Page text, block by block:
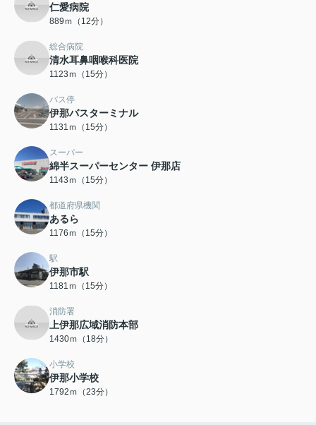
仁愛病院
889ｍ（12分）
総合病院
清水耳鼻咽喉科医院
1123ｍ（15分）
バス停
伊那バスターミナル
1131ｍ（15分）
スーパー
綿半スーパーセンター 伊那店
1143ｍ（15分）
都道府県機関
あるら
1176ｍ（15分）
駅
伊那市駅
1181ｍ（15分）
消防署
上伊那広域消防本部
1430ｍ（18分）
小学校
伊那小学校
1792ｍ（23分）